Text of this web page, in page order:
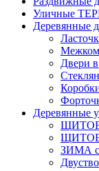
Уличные
Деревянные
Двери
Деревянные
ЗИМА с